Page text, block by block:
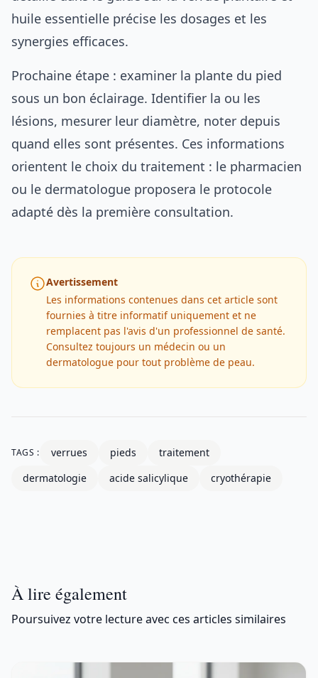
huile essentielle précise les dosages et les
synergies efficaces.
Prochaine étape : examiner la plante du pied
sous un bon éclairage. Identifier la ou les
lésions, mesurer leur diamètre, noter depuis
quand elles sont présentes. Ces informations
orientent le choix du traitement : le pharmacien
ou le dermatologue proposera le protocole
adapté dès la première consultation.
Avertissement
Les informations contenues dans cet article sont
fournies à titre informatif uniquement et ne
remplacent pas l'avis d'un professionnel de santé.
Consultez toujours un médecin ou un
dermatologue pour tout problème de peau.
TAGS : verrues pieds
traitement
dermatologie
acide salicylique cryothérapie
À lire également
Poursuivez votre lecture avec ces articles similaires